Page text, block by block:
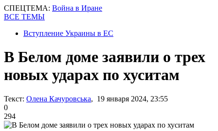
СПЕЦТЕМА: Война в Иране
ВСЕ ТЕМЫ
Вступление Украины в ЕС
В Белом доме заявили о трех
новых ударах по хуситам
Текст: Олена Качуровська, 19 января 2024, 23:55
0
294